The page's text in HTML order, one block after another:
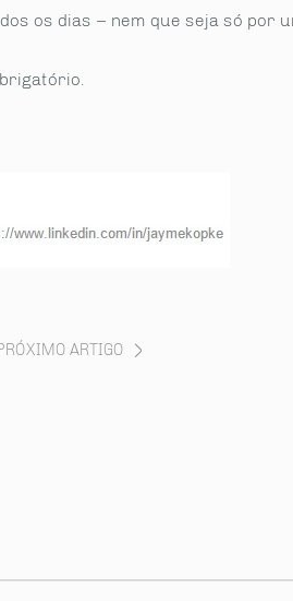
os dias – nem que seja só por
ARTIGO